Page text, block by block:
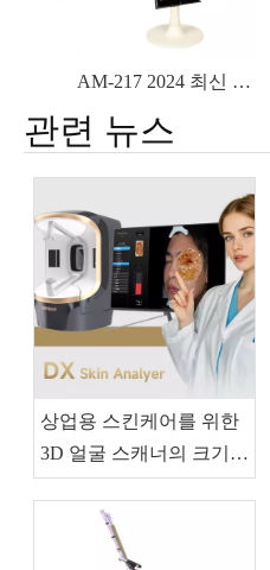
AM-217 2024 최신 iOS 홈/상업/미용실 사용 풀 페이스 피부 분석기
관련 뉴스
상업용 스킨케어를 위한
3D 얼굴 스캐너의 크기를
조정하는 방법은 무엇입